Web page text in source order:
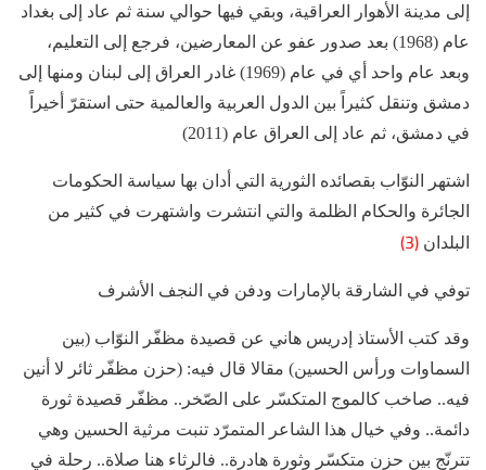
إلى مدينة الأهوار العراقية، وبقي فيها حوالي سنة ثم عاد إلى بغداد
عام (1968) بعد صدور عفو عن المعارضين، فرجع إلى التعليم،
وبعد عام واحد أي في عام (1969) غادر العراق إلى لبنان ومنها إلى
دمشق وتنقل كثيراً بين الدول العربية والعالمية حتى استقرّ أخيراً
في دمشق، ثم عاد إلى العراق عام (2011)
اشتهر النوّاب بقصائده الثورية التي أدان بها سياسة الحكومات
الجائرة والحكام الظلمة والتي انتشرت واشتهرت في كثير من
البلدان (3)
توفي في الشارقة بالإمارات ودفن في النجف الأشرف
وقد كتب الأستاذ إدريس هاني عن قصيدة مظفّر النوّاب (بين
السماوات ورأس الحسين) مقالا قال فيه: (حزن مظفّر ثائر لا أنين
فيه.. صاخب كالموج المتكسّر على الصّخر.. مظفّر قصيدة ثورة
دائمة.. وفي خيال هذا الشاعر المتمرّد تنبت مرثية الحسين وهي
تترنّج بين حزن متكسّر وثورة هادرة.. فالرثاء هنا صلاة.. رحلة في